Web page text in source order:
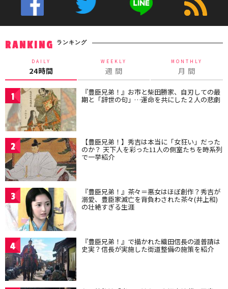
RANKING ランキング
DAILY
24時間
WEEKLY
週 間
MONTHLY
月 間
1 『豊臣兄弟！』お市と柴田勝家、自刃しての最
期と「辞世の句」…運命を共にした２人の悲劇
2 【豊臣兄弟！】秀吉は本当に「女狂い」だった
のか？ 天下人を彩った11人の側室たちを時系列
で一挙紹介
3 『豊臣兄弟！』茶々＝悪女はほぼ創作？秀吉が
溺愛、豊臣家滅亡を背負わされた茶々(井上和)
の壮絶すぎる生涯
4 『豊臣兄弟！』で描かれた織田信長の道普請は
史実？信長が実施した街道整備の施策を紹介